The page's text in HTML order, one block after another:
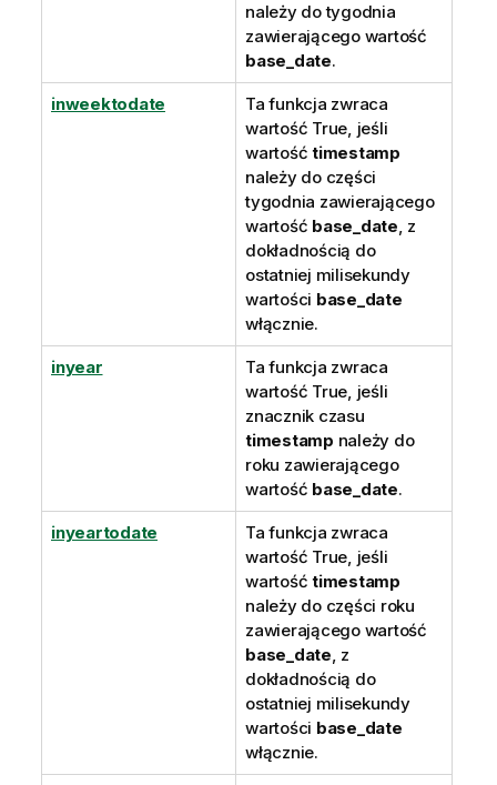
należy do tygodnia
zawierającego wartość
base_date.
inweektodate
Ta funkcja zwraca
wartość True, jeśli
wartość timestamp
należy do części
tygodnia zawierającego
wartość base_date, z
dokładnością do
ostatniej milisekundy
wartości base_date
włącznie.
inyear
Ta funkcja zwraca
wartość True, jeśli
znacznik czasu
timestamp należy do
roku zawierającego
wartość base_date.
inyeartodate
Ta funkcja zwraca
wartość True, jeśli
wartość timestamp
należy do części roku
zawierającego wartość
base_date, z
dokładnością do
ostatniej milisekundy
wartości base_date
włącznie.